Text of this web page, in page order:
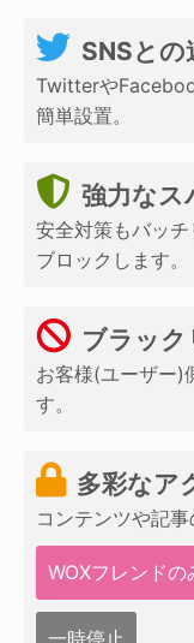
SNSとの
Twitterや
簡単設置。
強力なス
安全対策もバッ
ブロックします。
ブラッ
お客様(ユーザー)
す。
多彩なア
コンテンツや記
WOXフレンドの
一時停止